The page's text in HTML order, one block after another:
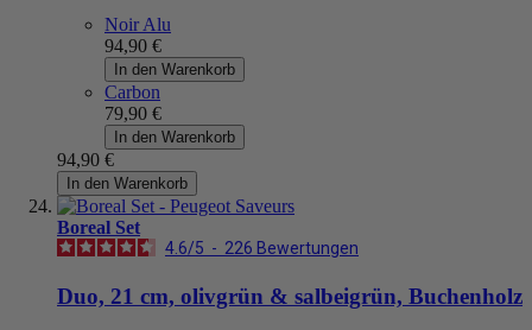
Noir Alu
94,90 €
In den Warenkorb
Carbon
79,90 €
In den Warenkorb
94,90 €
In den Warenkorb
Boreal Set
4.6/5 - 226 Bewertungen
Duo, 21 cm, olivgrün & salbeigrün, Buchenholz